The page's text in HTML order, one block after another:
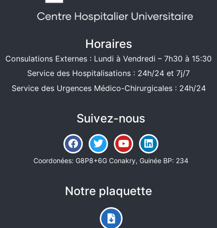
Horaires
Consulations Externes : Lundi à Vendredi – 7h30 à 15:30
Service des Hospitalisations : 24h/24 et 7j/7
Service des Urgences Médico-Chirurgicales : 24h/24
Suivez-nous
Coordonées: G8P8+6G Conakry, Guinée BP: 234
Notre plaquette